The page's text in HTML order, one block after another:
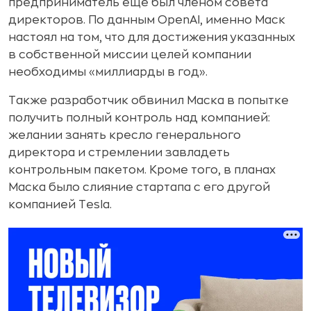
предприниматель еще был членом совета
директоров. По данным OpenAI, именно Маск
настоял на том, что для достижения указанных
в собственной миссии целей компании
необходимы «миллиарды в год».
Также разработчик обвинил Маска в попытке
получить полный контроль над компанией:
желании занять кресло генерального
директора и стремлении завладеть
контрольным пакетом. Кроме того, в планах
Маска было слияние стартапа с его другой
компанией Tesla.